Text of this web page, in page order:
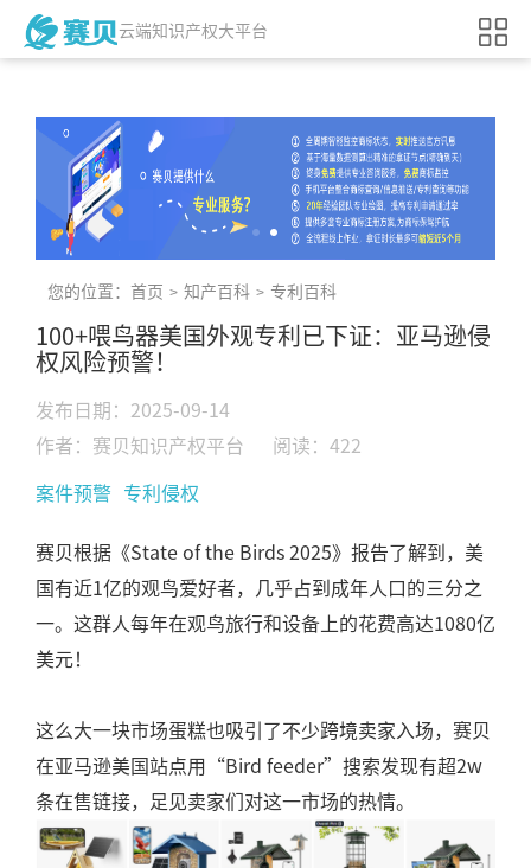
云端知识产权大平台
您的位置： 首页 > 知产百科 > 专利百科
100+喂鸟器美国外观专利已下证：亚马逊侵
权风险预警！
发布日期：2025-09-14
作者：赛贝知识产权平台
阅读：422
案件预警 专利侵权
赛贝根据《State of the Birds 2025》报告了解到，美
国有近1亿的观鸟爱好者，几乎占到成年人口的三分之
一。这群人每年在观鸟旅行和设备上的花费高达1080亿
美元！
这么大一块市场蛋糕也吸引了不少跨境卖家入场，赛贝
在亚马逊美国站点用“Bird feeder”搜索发现有超2w
条在售链接，足见卖家们对这一市场的热情。